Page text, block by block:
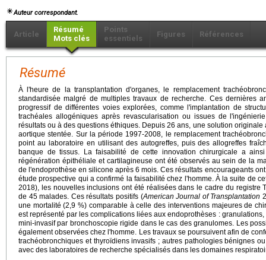
Auteur correspondant.
Article
Résumé
Mots clés
Points
essentiels
Figures Références
Résumé
À l'heure de la transplantation d'organes, le remplacement
standardisée malgré de multiples travaux de recherche. Ces dernières
progressif de différentes voies explorées, comme l'implantation de
trachéales allogéniques après revascularisation ou issues de
résultats ou à des questions éthiques. Depuis 26 ans, une solution
aortique stentée. Sur la période 1997-2008, le remplacement
point au laboratoire en utilisant des autogreffes, puis des allogreffes
banque de tissus. La faisabilité de cette innovation chirurgicale a
régénération épithéliale et cartilagineuse ont été observés au sein de la
de l'endoprothèse en silicone après 6 mois. Ces résultats encourageants
étude prospective qui a confirmé la faisabilité chez l'homme. À la suite de
2018), les nouvelles inclusions ont été réalisées dans le cadre du registre
de 45 malades. Ces résultats positifs (American Journal of Transplantation
une mortalité (2,9 %) comparable à celle des interventions majeures de
est représenté par les complications liées aux endoprothèses :
mini-invasif par bronchoscopie rigide dans le cas des granulomes. Les
également observées chez l'homme. Les travaux se poursuivent afin de
trachéobronchiques et thyroïdiens invasifs ; autres pathologies bénignes
avec des laboratoires de recherche spécialisés dans les domaines